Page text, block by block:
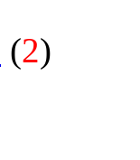
(2)